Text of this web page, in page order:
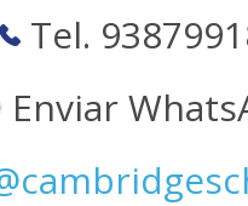
Tel.
Enviar